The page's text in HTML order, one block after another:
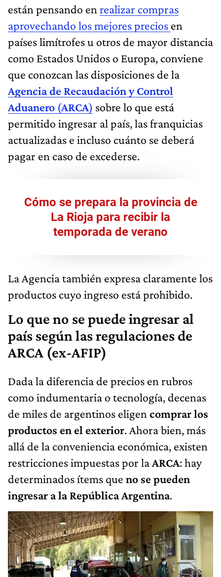
están pensando en realizar compras
aprovechando los mejores precios en
países limítrofes u otros de mayor distancia
como Estados Unidos o Europa, conviene
que conozcan las disposiciones de la
Agencia de Recaudación y Control
Aduanero (ARCA) sobre lo que está
permitido ingresar al país, las franquicias
actualizadas e incluso cuánto se deberá
pagar en caso de excederse.
Cómo se prepara la provincia de
La Rioja para recibir la
temporada de verano
La Agencia también expresa claramente los
productos cuyo ingreso está prohibido.
Lo que no se puede ingresar al
país según las regulaciones de
ARCA (ex-AFIP)
Dada la diferencia de precios en rubros
como indumentaria o tecnología, decenas
de miles de argentinos eligen comprar los
productos en el exterior. Ahora bien, más
allá de la conveniencia económica, existen
restricciones impuestas por laARCA: hay
determinados ítems que no se pueden
ingresar a la República Argentina.